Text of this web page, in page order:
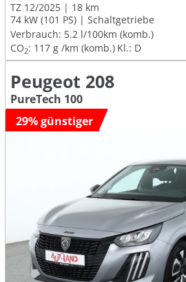
TZ 12/2025
18 km
74 kW (101 PS)
Schaltgetriebe
Verbrauch: 5.2 l/100km (komb.)
CO2: 117 g /km (komb.) Kl.: D
Peugeot 208
PureTech 100
29% günstiger